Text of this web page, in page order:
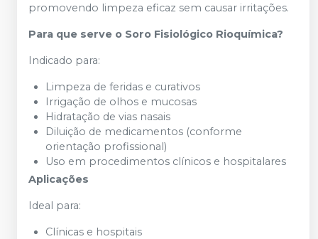
promovendo limpeza eficaz sem causar irritações.
Para que serve o Soro Fisiológico Rioquímica?
Indicado para:
Limpeza de feridas e curativos
Irrigação de olhos e mucosas
Hidratação de vias nasais
Diluição de medicamentos (conforme
orientação profissional)
Uso em procedimentos clínicos e hospitalares
Aplicações
Ideal para:
Clínicas e hospitais